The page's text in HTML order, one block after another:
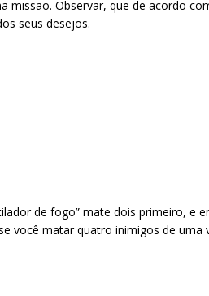
missão. Observar, que de acordo
seus desejos.
de fogo” mate dois primeiro, e
você matar quatro inimigos de uma